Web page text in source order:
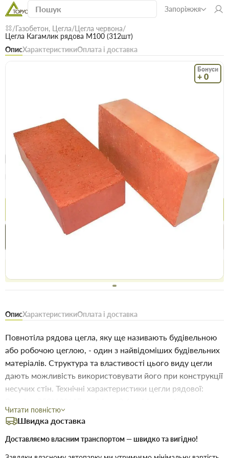
Запоріжжя
Газобетон, Цегла Цегла червона
Цегла Кагамлик рядова М100 (312шт)
ОписХарактеристикиОплата і доставка
Бонуси
+ 0
Цегла Кагамлик рядова М100 (312шт)
(0)
Безкоштовна доставка! Від 15000 грн єВідновлення Доставка НП
Ціна / шт
15.6 грн
Опт
15.5 грн
Купити
ОписХарактеристикиОплата і доставка
Повнотіла рядова цегла, яку ще називають будівельною
або робочою цеглою, - один з найвідоміших будівельних
матеріалів. Структура та властивості цього виду цегли
дають можливість використовувати його при конструкції
несучих стін. Технічні характеристики цегли рядової:
М-100 Теплопровідність Вт/М °С Кількість у палеті 312
штук Вага палети 1061 кг Морозостійкість F Повнотілу
рядову цеглу також можна використовувати при
закладці фундаментів або будівництві цокольних
Читати повністю
Швидка доставка
Доставляємо власним транспортом — швидко та вигідно!